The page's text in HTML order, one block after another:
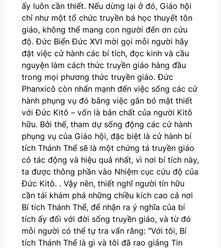
ấy luôn cần thiết. Nếu dừng lại ở đó, Giáo hội
chỉ như một tổ chức truyền bá học thuyết tôn
giáo, không thể mang con người đến ơn cứu
độ. Đức Biển Đức XVI mời gọi mỗi người hãy
đặt việc cử hành các bí tích, đọc kinh và cầu
nguyện làm cách thức truyền giáo hàng đầu
trong mọi phương thức truyền giáo. Đức
Phanxicô còn nhấn mạnh đến việc sống các cử
hành phụng vụ đó bằng việc gắn bó mật thiết
với Đức Kitô – vốn là bản chất của người Kitô
hữu. Bởi thế, tham dự sống động các cử hành
phụng vụ của Giáo hội, đặc biệt là cử hành bí
tích Thánh Thể sẽ là một chứng tá truyền giáo
có tác động và hiệu quả nhất, vì nơi bí tích này,
ta được thông phần vào Nhiệm cục cứu độ của
Đức Kitô. . Vậy nên, thiết nghĩ người tín hữu
cần tái khám phá những chiều kích cao cả nơi
Bí tích Thánh Thể, để nhận ra ý nghĩa của bí
tích ấy đối với đời sống truyền giáo, và từ đó
mỗi người có thể tự tra vấn rằng: “Với tôi, Bí
tích Thánh Thể là gì và tôi đã rao giảng Tin